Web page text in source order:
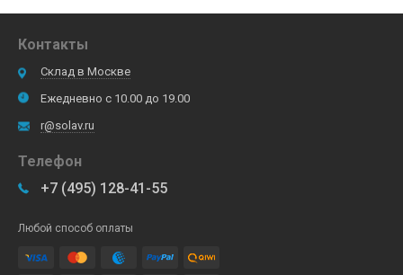
Контакты
Склад в Москве
Ежедневно с 10.00 до 19.00
r@solav.ru
Телефон
+7 (495) 128-41-55
Любой способ оплаты